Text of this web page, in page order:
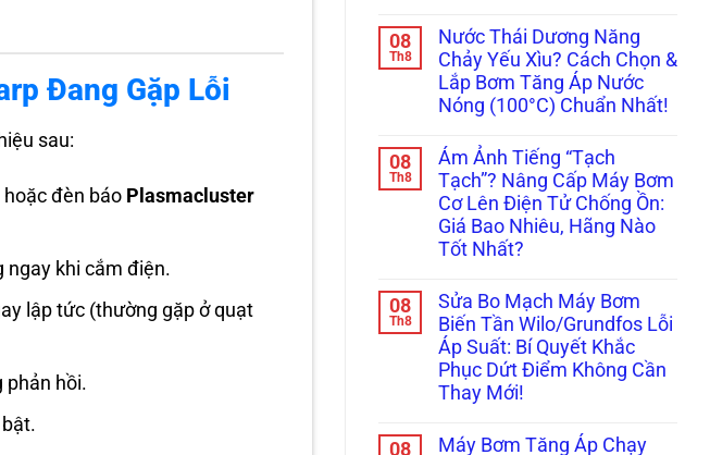
Đang Gặp Lỗi
sau:
đèn báo Plasmacluster
ngay khi cắm điện.
lập tức (thường gặp ở quạt
phản hồi.
bình
luận
ở
Máy
Bơm
Nước
Bị
Rò
Rỉ
Nước
Ở
Trục?
Hướng
Dẫn
Chịu
Nhiệt
Chuẩn
Kỹ
Thuật
Tránh
Chập
Cháy!
08
Th8
Nước Thái Dương Năng
Chảy Yếu Xìu? Cách Chọn &
Lắp Bơm Tăng Áp Nước
Nóng (100°C) Chuẩn Nhất!
có
bình
luận
ở
Nước
Thái
Dương
Năng
Xìu?
Cách
Chọn
&
Lắp
Bơm
Tăng
Áp
Nóng
(100°C)
08
Th8
Ám Ảnh Tiếng “Tạch
Tạch”? Nâng Cấp Máy Bơm
Cơ Lên Điện Tử Chống Ồn:
Giá Bao Nhiêu, Hãng Nào
Tốt Nhất?
bình
luận
ở
Ám
Ảnh
Tiếng
“Tạch
Cấp
08
Th8
Sửa Bo Mạch Máy Bơm
Biến Tần Wilo/Grundfos Lỗi
Áp Suất: Bí Quyết Khắc
Phục Dứt Điểm Không Cần
Thay Mới!
bình
08
Máy Bơm Tăng Áp Chạy